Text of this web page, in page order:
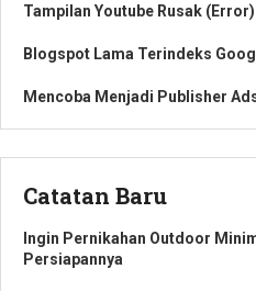
Tampilan Youtube Rusak (Error)
Blogspot Lama Terindeks
Mencoba Menjadi Publisher
Catatan Baru
Ingin Pernikahan Outdoor
Persiapannya